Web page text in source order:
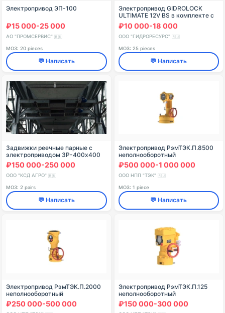
Электропривод ЭП-100
₽15 000-25 000
АО "ПРОМСЕРВИС" 🇷🇺
МОЗ: 20 pieces
💬 Написать
Электропривод GIDROLOCK
ULTIMATE 12V BS в комплекте с
шаровым краном (DN 15-25)
₽10 000-18 000
ООО "ГИДРОРЕСУРС" 🇷🇺
МОЗ: 25 pieces
💬 Написать
Задвижки реечные парные с
электроприводом ЗР-400х400
₽150 000-250 000
ООО "КСД АГРО" 🇷🇺
МОЗ: 2 pairs
💬 Написать
Электропривод РэмТЭК.П.8500
неполнооборотный
₽500 000-1 000 000
ООО НПП "ТЭК" 🇷🇺
МОЗ: 1 piece
💬 Написать
Электропривод РэмТЭК.П.2000
неполнооборотный
₽250 000-500 000
Электропривод РэмТЭК.П.125
неполнооборотный
₽150 000-300 000